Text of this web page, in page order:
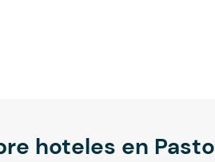
hoteles en Pasto